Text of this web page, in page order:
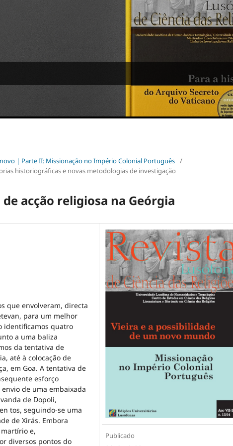
| Parte II: Missionação no Império Colonial Português /
historiográficas e novas metodologias de investigação
acção religiosa na Geórgia
que envolveram, directa
para um melhor
identificamos quatro
a uma baliza
da tentativa de
até à colocação de
em Goa. A tentativa de
esforço
de uma embaixada
de Dopoli,
tos, seguindo-se uma
de Xirás. Embora
e,
diversos pontos do
Publicado